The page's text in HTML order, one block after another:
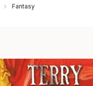
Fantasy